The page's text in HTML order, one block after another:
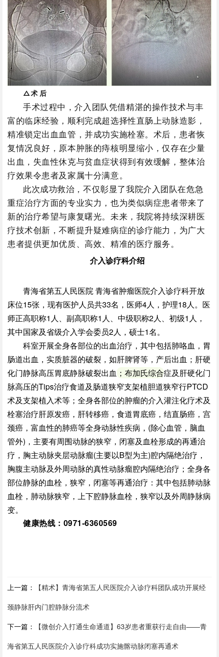
△术 后
手术过程中，介入团队凭借精湛的操作技术与丰
富的临床经验，顺利完成超选择性直肠上动脉造影，
精准锁定出血血管，并成功实施栓塞。术后，患者恢
复情况良好，原本肿胀的痔核明显缩小，仅存在少量
出血，失血性休克与贫血症状得到有效缓解，整体治
疗效果令患者及家属十分满意。
此次成功救治，不仅彰显了我院介入团队在危急
重症治疗方面的专业实力，也为类似病症患者带来了
新的治疗希望与康复曙光。未来，我院将持续深耕医
疗技术创新，不断提升疑难病症的诊疗能力，为广大
患者提供更加优质、高效、精准的医疗服务。
介入诊疗科介绍
青海省第五人民医院 青海省肿瘤医院介入诊疗科开放
床位15张，现有医护人员共33名，医师4人，护理18人。医
师正高职称1人、副高职称1人、中级职称2人、初级1人，
其中国家及省级介入学会委员2人，硕士1名。
科室开展全身各部位的出血治疗，其中包括肺咯血，胃
肠道出血，实质脏器的破裂，如肝脾肾等，产后出血；肝硬
化门静脉高压胃底静脉破裂出血 ；布加氏综合症及肝硬化门
脉高压的Tips治疗食道及肠道狭窄支架植胆道狭窄行PTCD
术及支架植入术等；全身各部位的肿瘤的介入灌注化疗术及
栓塞治疗肝原发癌，肝转移癌，食道胃底癌，结直肠癌，宫
颈癌，富血性的肺癌等全身动脉性疾病，(除心血管，脑血
管外)，主要有周围动脉的狭窄，闭塞及血栓形成的再通治
疗，胸主动脉夹层动脉瘤(主要以B型为主)腔内隔绝治疗，
胸腹主动脉及外周动脉的真性动脉瘤腔内隔绝治疗；全身各
部位静脉的血栓，狭窄，闭塞等再通治疗：其中包括肺动脉
血栓，肺动脉狭窄，上下腔静脉血栓，狭窄以及外周静脉病
变。
健康热线：0971-6360569
上一篇：
【精术】青海省第五人民医院介入诊疗科团队成功开展经
颈静脉肝内门腔静脉分流术
下一篇：
【微创介入打通生命通道】63岁患者重获行走自由——青
海省第五人民医院介入诊疗科成功实施髂动脉闭塞再通术